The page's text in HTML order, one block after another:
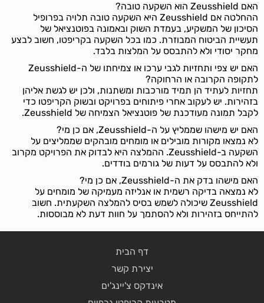
האם Zeusshield הוא השקעה טובה?
ההחלטה אם Zeusshield היא השקעה טובה תלויה בפרופיל
הסיכון של המשקיע, בעמדת השוק ובאמונה בפוטנציאל של
תעשיית הביטוח המבוזרת. כמו בכל השקעה בקריפטו, חשוב לבצע
מחקר יסודי ולא להתבסס על המלצות בלבד.
האם יש צפי ותחזיות לגבי ערכו או צמיחתו של ה-Zeusshield
לתקופה הקרובה או הרחוקה?
תחזיות לעתיד הן תמיד מורכבות ומשתנות, ולכן יש לגשת אליהן
בזהירות. יש לעקוב אחרי פיתוחים בפרויקט ובשוק הקריפטו כדי
לקבל תמונה מעודכנת של פוטנציאל הצמיחה של Zeusshield.
האם יש מישהו שממליץ על ה-Zeusshield, אם כן מי?
לא נמצאו מקורות מובילים או מומחים מובהקים שממליצים על
השקעה ב-Zeusshield. ההמלצה היא לבדוק את הפרויקט מקרוב
ולא להתבסס על דעות של גורמים בודדים.
האם מישהו בדק את ה-Zeusshield, אם כן מי?
לא נמצאה בדיקה רשמית או אנליזה מעמיקה של מומחים על
Zeusshield שיכולה לשמש בסיס להמלצה השקעתית. חשוב
להתייחס בזהירות ולא להסתמך על חוות דעת לא מבוססות.
דף הבית
יצירת קשר
אינדקס צ'יינג'ים